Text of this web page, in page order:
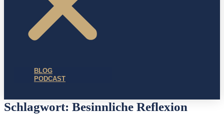
BLOG
PODCAST
Schlagwort: Besinnliche Reflexion